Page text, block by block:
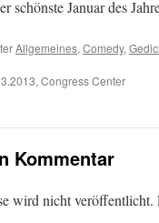
schönste Januar des
Allgemeines, Comedy,
Congress Center
Kommentar
wird nicht veröffentlicht.